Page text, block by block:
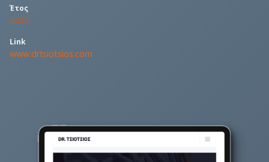
Έτος
2023
Link
www.drtsiotsios.com